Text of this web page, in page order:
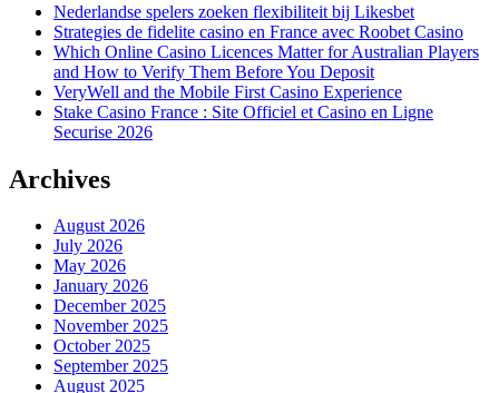
Nederlandse spelers zoeken flexibiliteit bij Likesbet
Strategies de fidelite casino en France avec Roobet Casino
Which Online Casino Licences Matter for Australian Players
and How to Verify Them Before You Deposit
VeryWell and the Mobile First Casino Experience
Stake Casino France : Site Officiel et Casino en Ligne
Securise 2026
Archives
August 2026
July 2026
May 2026
January 2026
December 2025
November 2025
October 2025
September 2025
August 2025